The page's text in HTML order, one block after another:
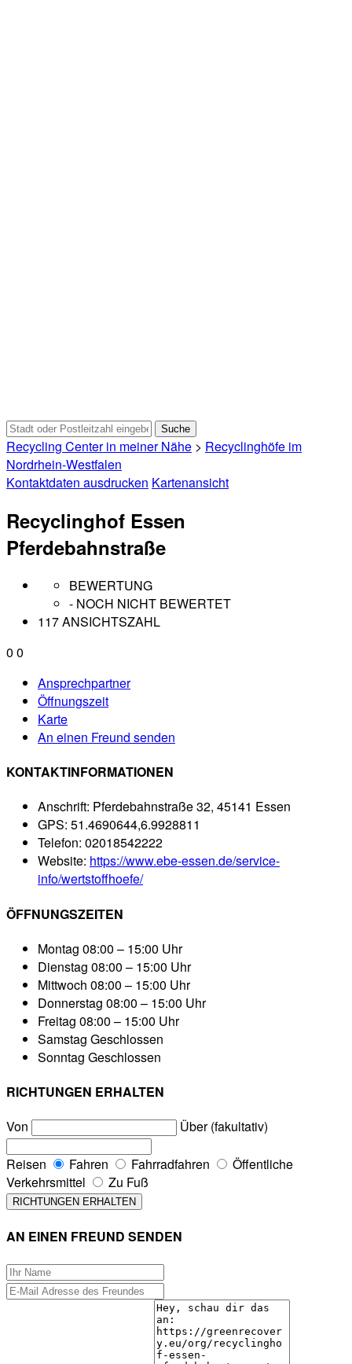
Recycling Center in meiner Nähe > Recyclinghöfe im
Nordrhein-Westfalen
Kontaktdaten ausdrucken Kartenansicht
Recyclinghof Essen
Pferdebahnstraße
BEWERTUNG
- NOCH NICHT BEWERTET
117 ANSICHTSZAHL
0 0
Ansprechpartner
Öffnungszeit
Karte
An einen Freund senden
KONTAKTINFORMATIONEN
Anschrift: Pferdebahnstraße 32, 45141 Essen
GPS: 51.4690644,6.9928811
Telefon: 02018542222
Website: https://www.ebe-essen.de/service-
info/wertstoffhoefe/
ÖFFNUNGSZEITEN
Montag 08:00 – 15:00 Uhr
Dienstag 08:00 – 15:00 Uhr
Mittwoch 08:00 – 15:00 Uhr
Donnerstag 08:00 – 15:00 Uhr
Freitag 08:00 – 15:00 Uhr
Samstag Geschlossen
Sonntag Geschlossen
RICHTUNGEN ERHALTEN
Von
Über (fakultativ)
Reisen Fahren Fahrradfahren
Öffentliche
Verkehrsmittel
Zu Fuß
AN EINEN FREUND SENDEN